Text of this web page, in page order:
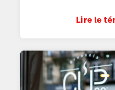
Lire le